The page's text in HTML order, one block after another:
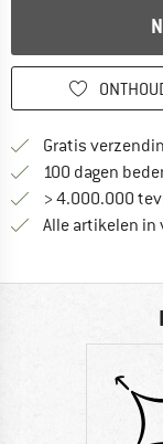
Gratis
100 dagen
> 4.000.000
Alle artikelen in